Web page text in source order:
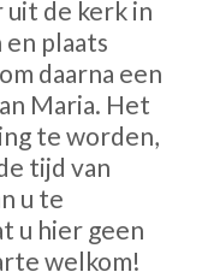
uit de kerk in
plaats
daarna een
Maria. Het
te worden,
tijd van
u te
u hier geen
welkom!